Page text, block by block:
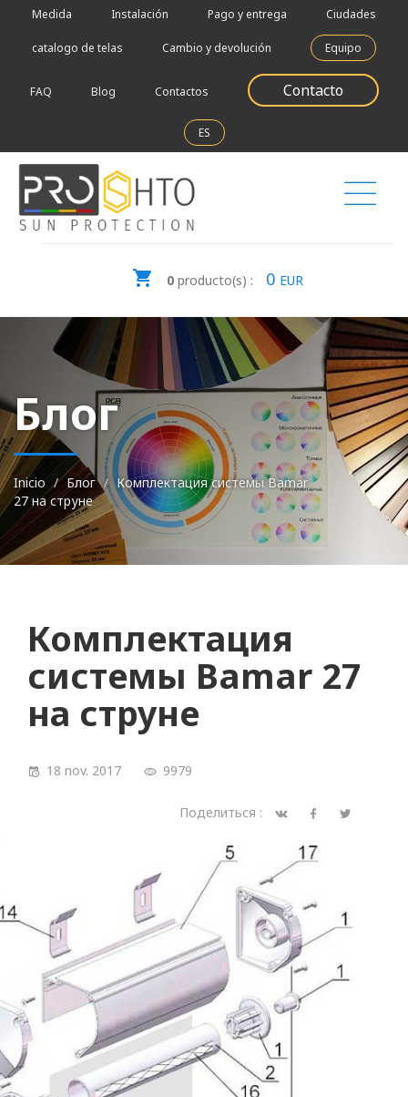
Medida Instalación Pago y entrega Ciudades
catalogo de telas Cambio y devolución Equipo
FAQ Blog Contactos Contacto
ES
0 producto(s) : 0 EUR
Блог
Inicio Блог
Комплектация системы Bamar
27 на струне
Комплектация
системы Bamar 27
на струне
18 nov. 2017 9979
Поделиться :